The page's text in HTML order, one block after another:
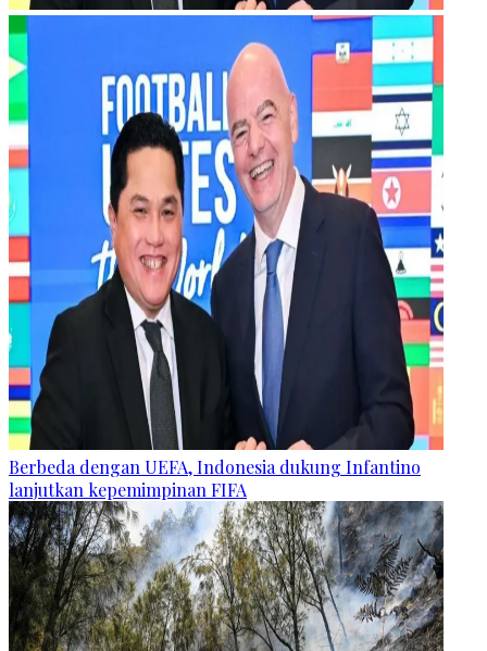
Berbeda dengan UEFA, Indonesia dukung Infantino
lanjutkan kepemimpinan FIFA